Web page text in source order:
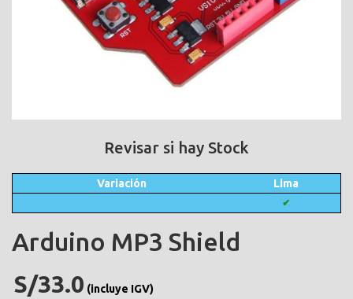
Revisar si hay Stock
Variación Lima
✔
Arduino MP3 Shield
S/33.0 (incluye IGV)